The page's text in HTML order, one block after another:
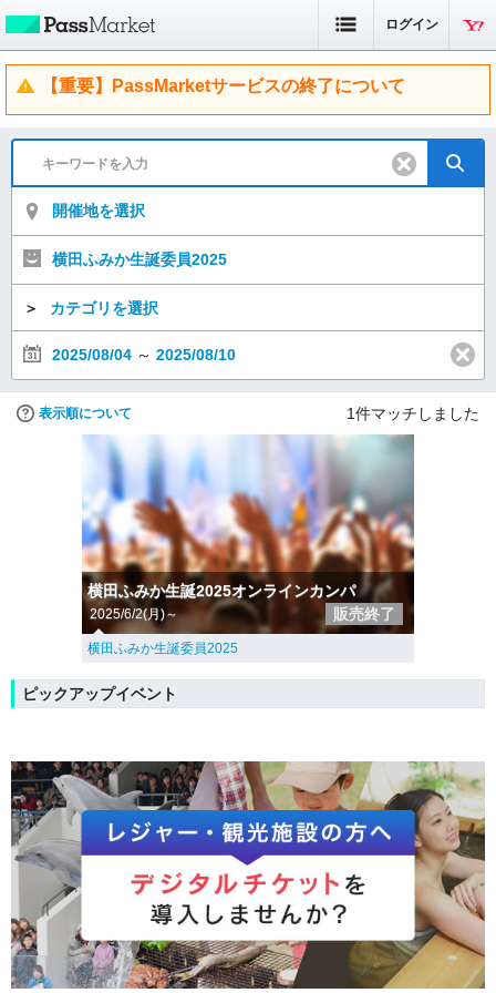
ログイン
【重要】PassMarketサービスの終了について
開催地を選択
横田ふみか生誕委員2025
＞ カテゴリを選択
2025/08/04 ～ 2025/08/10
表示順について 1件マッチしました
横田ふみか生誕2025オンラインカンパ
2025/6/2(月)～ 販売終了
横田ふみか生誕委員2025
ピックアップイベント